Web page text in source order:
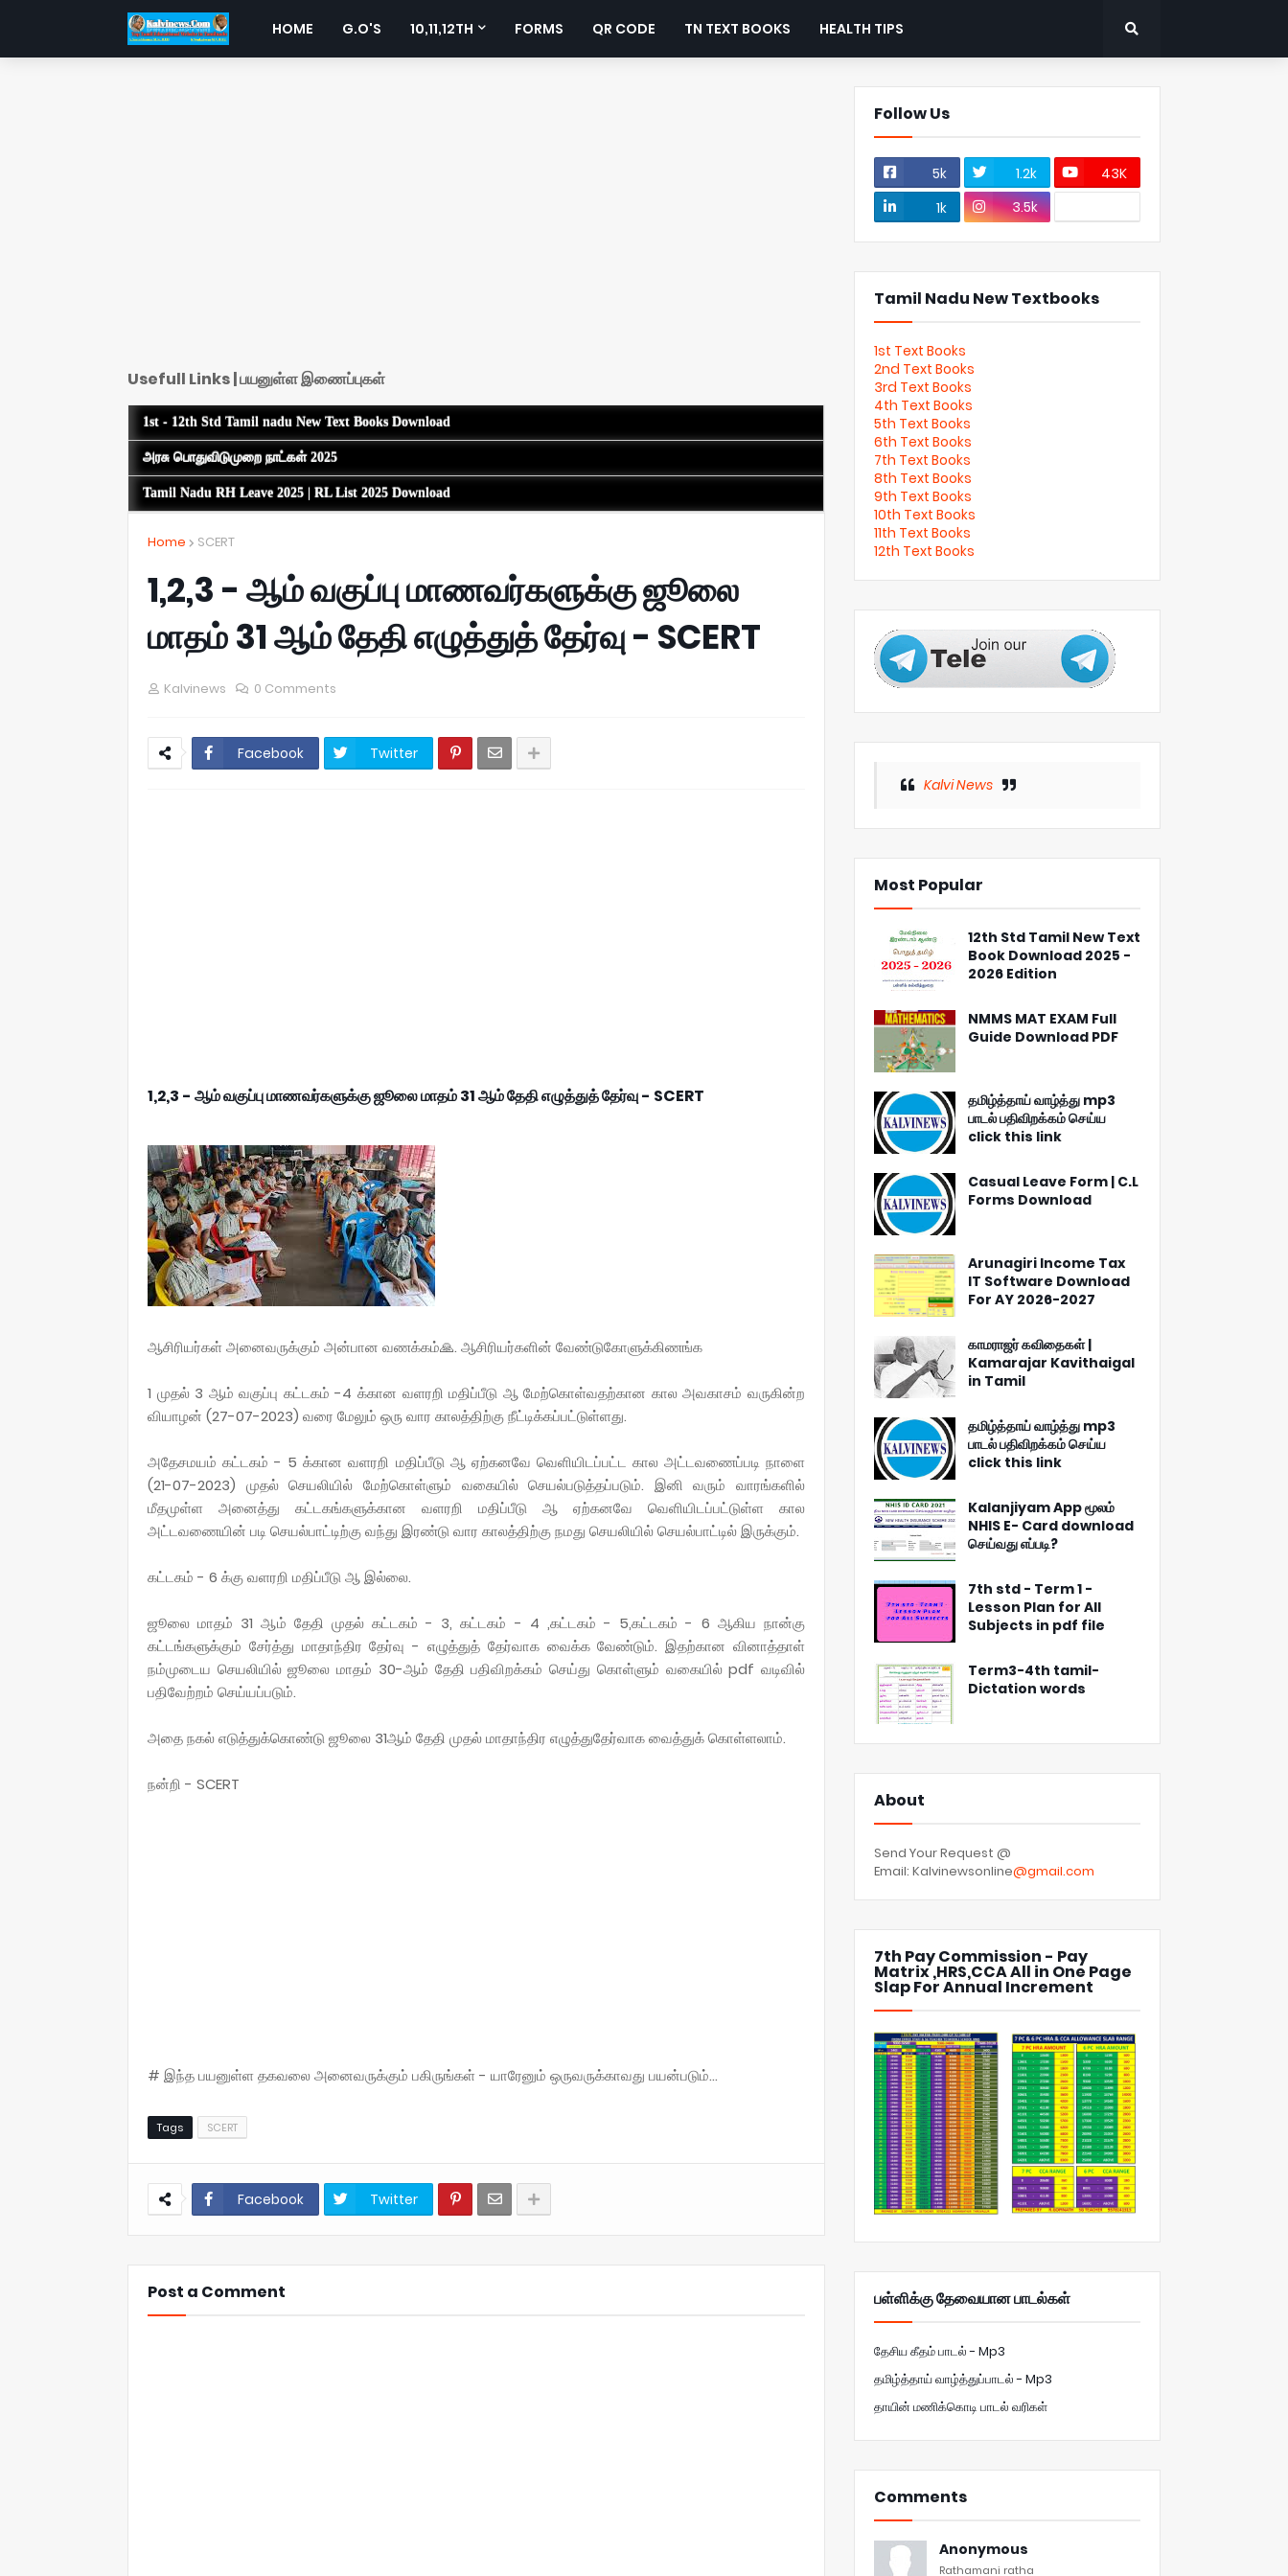
HOME G.O'S 10,11,12TH FORMS QR CODE TN TEXT BOOKS HEALTH TIPS
Usefull Links | பயனுள்ள இணைப்புகள்
1st - 12th Std Tamil nadu New Text Books Download
அரசு பொதுவிடுமுறை நாட்கள் 2025
Tamil Nadu RH Leave 2025 | RL List 2025 Download
Home SCERT
1,2,3 - ஆம் வகுப்பு மாணவர்களுக்கு ஜூலை
மாதம் 31 ஆம் தேதி எழுத்துத் தேர்வு - SCERT
Kalvinews 0 Comments
Facebook Twitter
1,2,3 - ஆம் வகுப்பு மாணவர்களுக்கு ஜூலை மாதம் 31 ஆம் தேதி எழுத்துத் தேர்வு - SCERT
ஆசிரியர்கள் அனைவருக்கும் அன்பான வணக்கம்🙏. ஆசிரியர்களின் வேண்டுகோளுக்கிணங்க
1 முதல் 3 ஆம் வகுப்பு கட்டகம் -4 க்கான வளரறி மதிப்பீடு ஆ மேற்கொள்வதற்கான கால அவகாசம் வருகின்ற
வியாழன் (27-07-2023) வரை மேலும் ஒரு வார காலத்திற்கு நீட்டிக்கப்பட்டுள்ளது.
அதேசமயம் கட்டகம் - 5 க்கான வளரறி மதிப்பீடு ஆ ஏற்கனவே வெளியிடப்பட்ட கால அட்டவணைப்படி நாளை
(21-07-2023) முதல் செயலியில் மேற்கொள்ளும் வகையில் செயல்படுத்தப்படும். இனி வரும் வாரங்களில்
மீதமுள்ள அனைத்து கட்டகங்களுக்கான வளரறி மதிப்பீடு ஆ ஏற்கனவே வெளியிடப்பட்டுள்ள கால
அட்டவணையின் படி செயல்பாட்டிற்கு வந்து இரண்டு வார காலத்திற்கு நமது செயலியில் செயல்பாட்டில் இருக்கும்.
கட்டகம் - 6 க்கு வளரறி மதிப்பீடு ஆ இல்லை.
ஜூலை மாதம் 31 ஆம் தேதி முதல் கட்டகம் - 3, கட்டகம் - 4 ,கட்டகம் - 5,கட்டகம் - 6 ஆகிய நான்கு
கட்டங்களுக்கும் சேர்த்து மாதாந்திர தேர்வு - எழுத்துத் தேர்வாக வைக்க வேண்டும். இதற்கான வினாத்தாள்
நம்முடைய செயலியில் ஜூலை மாதம் 30-ஆம் தேதி பதிவிறக்கம் செய்து கொள்ளும் வகையில் pdf வடிவில்
பதிவேற்றம் செய்யப்படும்.
அதை நகல் எடுத்துக்கொண்டு ஜூலை 31ஆம் தேதி முதல் மாதாந்திர எழுத்துதேர்வாக வைத்துக் கொள்ளலாம்.
நன்றி - SCERT
# இந்த பயனுள்ள தகவலை அனைவருக்கும் பகிருங்கள் - யாரேனும் ஒருவருக்காவது பயன்படும்...
Tags SCERT
Facebook Twitter
Post a Comment
Follow Us
5k 1.2k
43K
1k
3.5k
Tamil Nadu New Textbooks
1st Text Books
2nd Text Books
3rd Text Books
4th Text Books
5th Text Books
6th Text Books
7th Text Books
8th Text Books
9th Text Books
10th Text Books
11th Text Books
12th Text Books
Kalvi News
Most Popular
12th Std Tamil New Text
Book Download 2025 -
2026 Edition
NMMS MAT EXAM Full
Guide Download PDF
தமிழ்த்தாய் வாழ்த்து mp3
பாடல் பதிவிறக்கம் செய்ய
click this link
Casual Leave Form | C.L
Forms Download
Arunagiri Income Tax
IT Software Download
For AY 2026-2027
காமராஜர் கவிதைகள் |
Kamarajar Kavithaigal
in Tamil
தமிழ்த்தாய் வாழ்த்து mp3
பாடல் பதிவிறக்கம் செய்ய
click this link
Kalanjiyam App மூலம்
NHIS E- Card download
செய்வது எப்படி?
7th std - Term 1 -
Lesson Plan for All
Subjects in pdf file
Term3-4th tamil-
Dictation words
About
Send Your Request @
Email: Kalvinewsonline@gmail.com
7th Pay Commission - Pay
Matrix ,HRS,CCA All in One Page
Slap For Annual Increment
பள்ளிக்கு தேவையான பாடல்கள்
தேசிய கீதம் பாடல் - Mp3
தமிழ்த்தாய் வாழ்த்துப்பாடல் - Mp3
தாயின் மணிக்கொடி பாடல் வரிகள்
Comments
Anonymous
Rathamani ratha